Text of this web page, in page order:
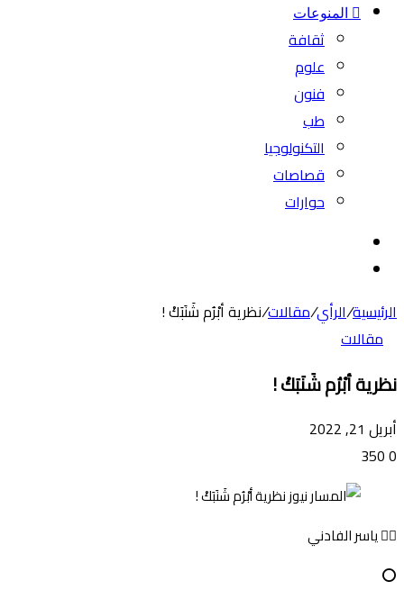
المنوعات
ثقافة
علوم
فنون
طب
التكنولوجيا
قصاصات
حوارات
المظلم
الرئيسية/الرأي/مقالات/نظرية أبْرُم شَنَبَكْ !
مقالات
نظرية أبْرُم شَنَبَكْ !
أبريل 21, 2022
0
✍🏻 ياسر الفادني
⭕